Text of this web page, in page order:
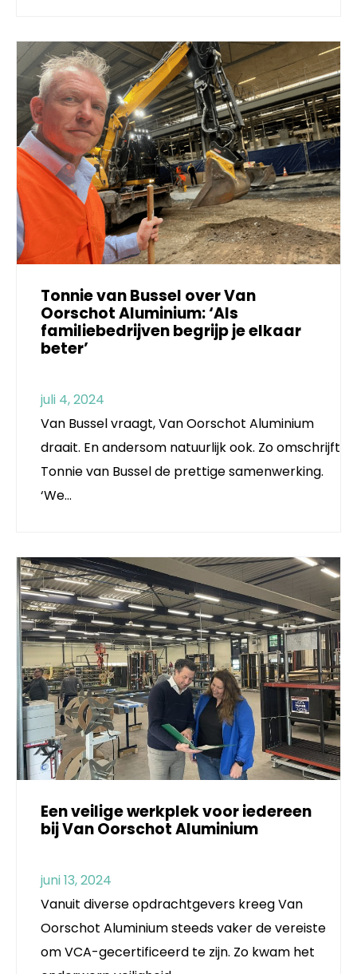
Tonnie van Bussel over Van
Oorschot Aluminium: ‘Als
familiebedrijven begrijp je elkaar
beter’
juli 4, 2024
Van Bussel vraagt, Van Oorschot Aluminium
draait. En andersom natuurlijk ook. Zo omschrijft
Tonnie van Bussel de prettige samenwerking.
‘We…
Een veilige werkplek voor iedereen
bij Van Oorschot Aluminium
juni 13, 2024
Vanuit diverse opdrachtgevers kreeg Van
Oorschot Aluminium steeds vaker de vereiste
om VCA-gecertificeerd te zijn. Zo kwam het